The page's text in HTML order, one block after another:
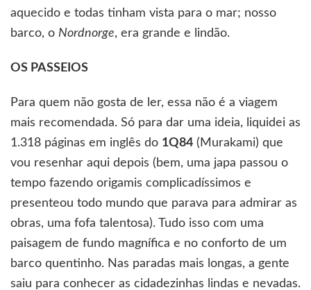
aquecido e todas tinham vista para o mar; nosso
barco, o Nordnorge, era grande e lindão.
OS PASSEIOS
Para quem não gosta de ler, essa não é a viagem
mais recomendada. Só para dar uma ideia, liquidei as
1.318 páginas em inglês do 1Q84 (Murakami) que
vou resenhar aqui depois (bem, uma japa passou o
tempo fazendo origamis complicadíssimos e
presenteou todo mundo que parava para admirar as
obras, uma fofa talentosa). Tudo isso com uma
paisagem de fundo magnífica e no conforto de um
barco quentinho. Nas paradas mais longas, a gente
saiu para conhecer as cidadezinhas lindas e nevadas.